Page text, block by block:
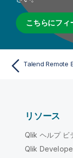
こちらにフィ
Talend Remote
リソース
Qlik ヘルプ ビ
Qlik